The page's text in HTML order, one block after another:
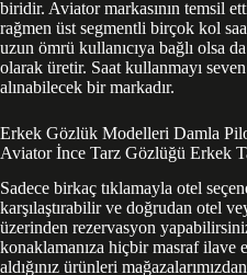
biridir. Aviator markasının temsil
rağmen üst segmentli birçok kol
uzun ömrü kullanıcıya bağlı olsa
olarak üretir. Saat kullanmayı
alınabilecek bir markadır.
Erkek Gözlük Modelleri Damla
Aviator İnce Tarz Gözlüğü Erkek
Sadece birkaç tıklamayla otel
karşılaştırabilir ve doğrudan otel
üzerinden rezervasyon
konaklamanıza hiçbir masraf ilave
aldığınız ürünleri